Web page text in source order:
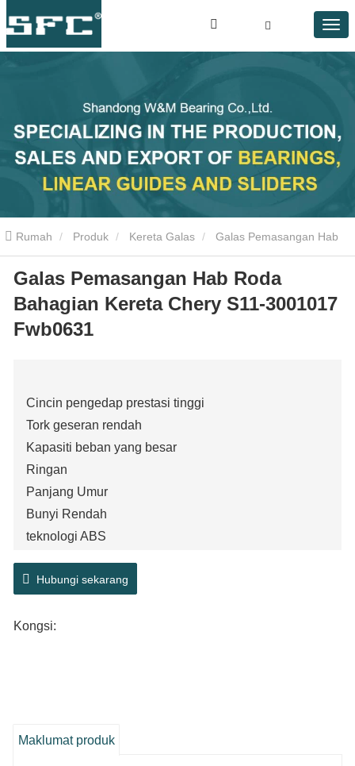
Rumah Produk Kereta Galas
Roda Bahagian Kereta Chery S11-3001017 Fwb0631
Galas Pemasangan Hab Roda
Bahagian Kereta Chery S11-3001017
Fwb0631
Cincin pengedap prestasi tinggi
Tork geseran rendah
Kapasiti beban yang besar
Ringan
Panjang Umur
Bunyi Rendah
teknologi ABS
Hubungi sekarang
Kongsi:
Maklumat produk